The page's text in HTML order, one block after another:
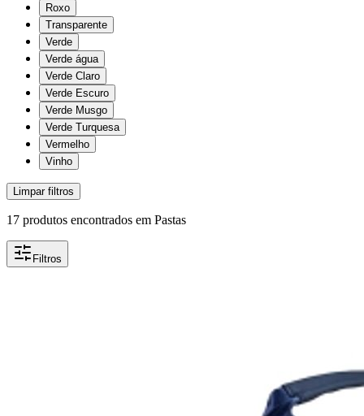
Roxo
Transparente
Verde
Verde água
Verde Claro
Verde Escuro
Verde Musgo
Verde Turquesa
Vermelho
Vinho
Limpar filtros
17 produtos encontrados em Pastas
Filtros